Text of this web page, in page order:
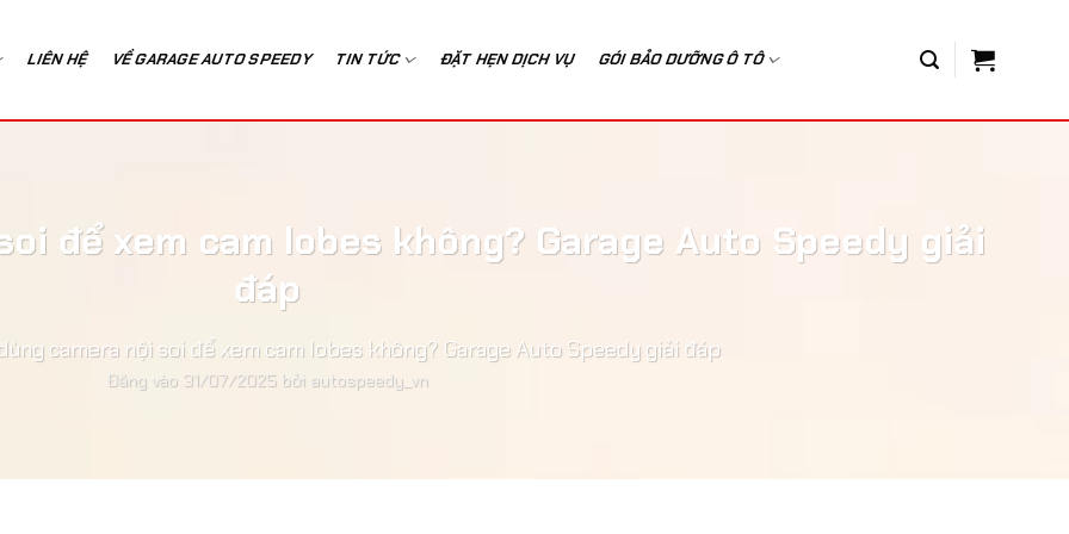
LIÊN HỆ VỀ GARAGE AUTO SPEEDY TIN TỨC ĐẶT HẸN DỊCH VỤ GÓI BẢO DƯỠNG Ô TÔ
để xem cam lobes không? Garage Auto Speedy giải
đáp
camera nội soi để xem cam lobes không? Garage Auto Speedy giải đáp
Đăng vào 31/07/2025 bởi autospeedy_vn